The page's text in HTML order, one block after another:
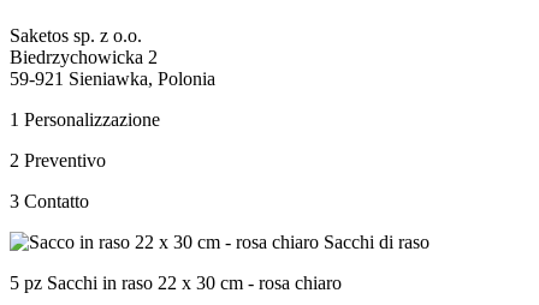
Saketos sp. z o.o.
Biedrzychowicka 2
59-921 Sieniawka, Polonia
1 Personalizzazione
2 Preventivo
3 Contatto
5 pz Sacchi in raso 22 x 30 cm - rosa chiaro